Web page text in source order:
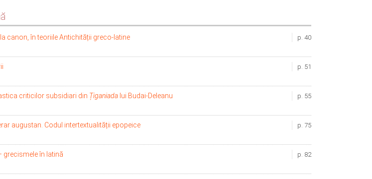
p. 40
canon, în teoriile Antichității greco-latine
p. 51
p. 55
criticilor subsidiari din Țiganiada lui Budai-Deleanu
p. 75
augustan. Codul intertextualității epopeice
p. 82
grecismele în latină